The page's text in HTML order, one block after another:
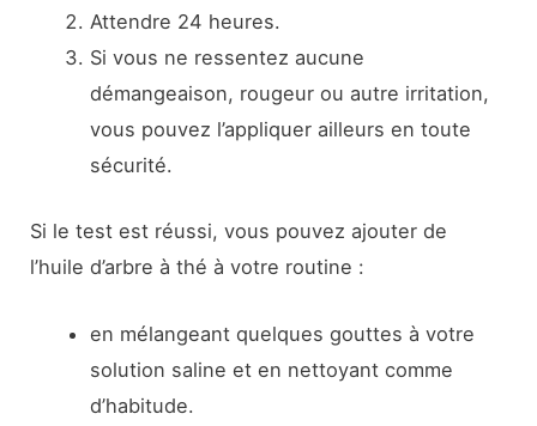
Attendre 24 heures.
Si vous ne ressentez aucune
démangeaison, rougeur ou autre irritation,
vous pouvez l’appliquer ailleurs en toute
sécurité.
Si le test est réussi, vous pouvez ajouter de
l’huile d’arbre à thé à votre routine :
en mélangeant quelques gouttes à votre
solution saline et en nettoyant comme
d’habitude.